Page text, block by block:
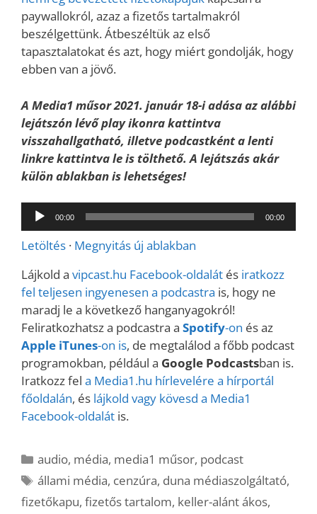
paywallokról, azaz a fizetős tartalmakról
beszélgettünk. Átbeszéltük az első
tapasztalatokat és azt, hogy miért gondolják, hogy
ebben van a jövő.
A Media1 műsor 2021. január 18-i adása az alábbi
lejátszón lévő play ikonra kattintva
visszahallgatható, illetve podcastként a lenti
linkre kattintva le is tölthető. A lejátszás akár
külön ablakban is lehetséges!
Audió
lejátszó
00:00 00:00
Letöltés · Megnyitás új ablakban
Lájkold a vipcast.hu Facebook-oldalát és iratkozz
fel teljesen ingyenesen a podcastra is, hogy ne
maradj le a következő hanganyagokról!
Feliratkozhatsz a podcastra a Spotify-on és az
Apple iTunes-on is, de megtalálod a főbb podcast
programokban, például a Google Podcastsban is.
Iratkozz fel a Media1.hu hírlevelére a hírportál
főoldalán, és lájkold vagy kövesd a Media1
Facebook-oldalát is.
Kategória
audio, média, media1 műsor, podcast
Címkék
állami média, cenzúra, duna médiaszolgáltató,
fizetőkapu, fizetős tartalom, keller-alánt ákos,